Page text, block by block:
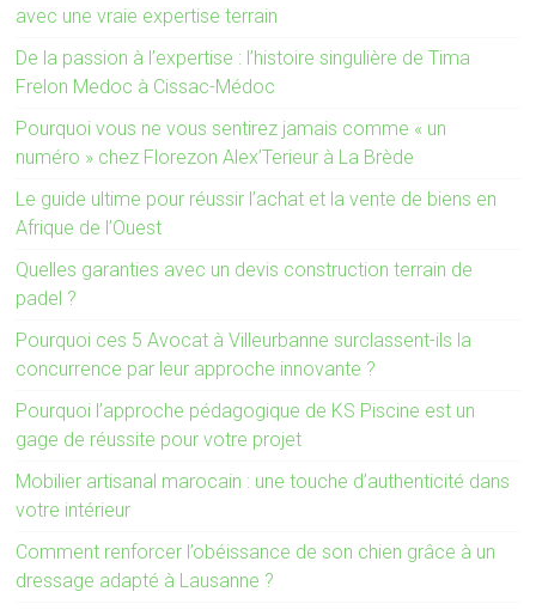
avec une vraie expertise terrain
De la passion à l’expertise : l’histoire singulière de Tima
Frelon Medoc à Cissac-Médoc
Pourquoi vous ne vous sentirez jamais comme « un
numéro » chez Florezon Alex’Terieur à La Brède
Le guide ultime pour réussir l’achat et la vente de biens en
Afrique de l’Ouest
Quelles garanties avec un devis construction terrain de
padel ?
Pourquoi ces 5 Avocat à Villeurbanne surclassent-ils la
concurrence par leur approche innovante ?
Pourquoi l’approche pédagogique de KS Piscine est un
gage de réussite pour votre projet
Mobilier artisanal marocain : une touche d’authenticité dans
votre intérieur
Comment renforcer l’obéissance de son chien grâce à un
dressage adapté à Lausanne ?